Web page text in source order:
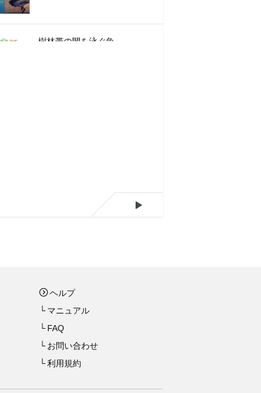
樹林帯の間を泳ぐ魚
3Dハザードマップ

ヘルプ
マニュアル
FAQ
お問い合わせ
利用規約